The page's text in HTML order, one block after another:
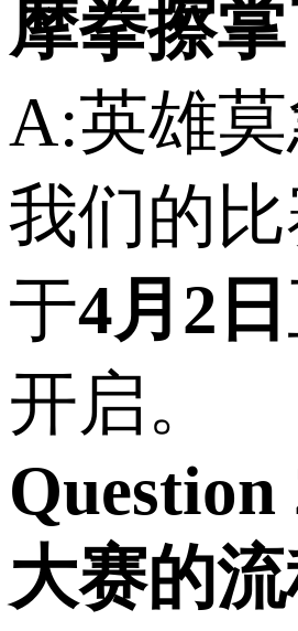
摩拳擦掌
A:英雄莫
我们的
于4月2日
开启。
Question
大赛的